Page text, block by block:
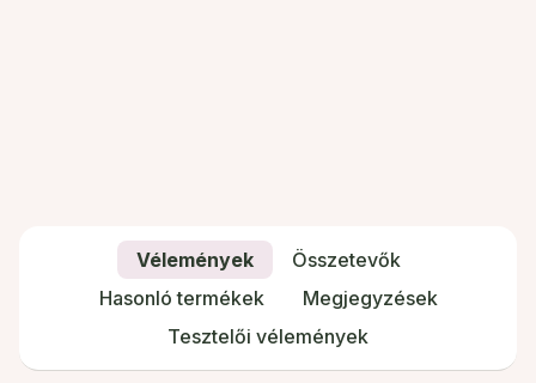
Vélemények
Összetevők
Hasonló termékek
Megjegyzések
Tesztelői vélemények